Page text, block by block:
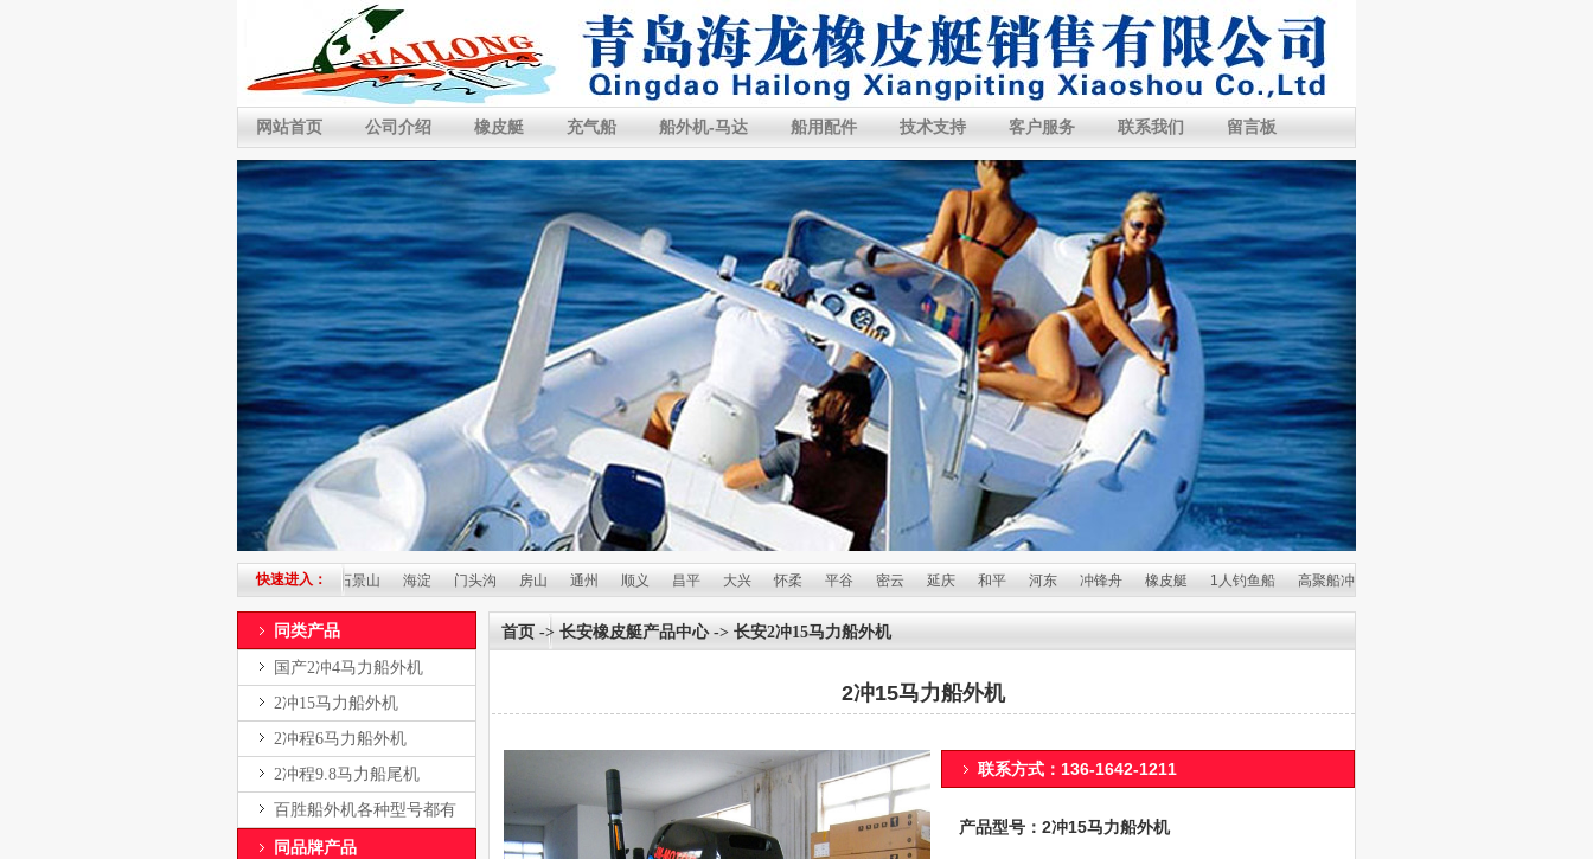
网站首页 公司介绍 橡皮艇 充气船 船外机-马达 船用配件 技术支持 客户服务 联系我们 留言板
快速进入：
丰台 石景山 海淀 门头沟 房山 通州 顺义 昌平 大兴 怀柔 平谷 密云 延庆 和平 河东 冲锋舟 橡皮艇 1人钓鱼船 高聚船冲锋舟 带马达冲锋舟
同类产品
国产2冲4马力船外机
2冲15马力船外机
2冲程6马力船外机
2冲程9.8马力船尾机
百胜船外机各种型号都有
同品牌产品
首页 -> 长安橡皮艇产品中心-> 长安2冲15马力船外机
2冲15马力船外机
联系方式：136-1642-1211
产品型号：2冲15马力船外机